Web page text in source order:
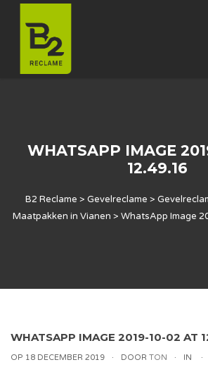
WHATSAPP IMAGE
12.49.16
B2 Reclame > Gevelreclame >
Maatpakken in Vianen > WhatsApp Image
WHATSAPP IMAGE 2019-10-02 AT
OP 18 DECEMBER 2019 DOOR TON IN